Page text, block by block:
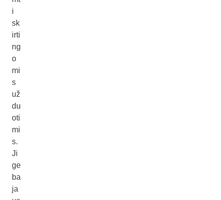
i
sk
irti
ng
o
mi
s
už
du
oti
mi
s.
Ji
ge
ba
ja